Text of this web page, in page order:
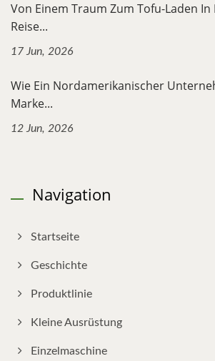
Von Einem Traum Zum Tofu-Laden
Reise...
17 Jun, 2026
Wie Ein Nordamerikanischer
Marke...
12 Jun, 2026
Navigation
Startseite
Geschichte
Produktlinie
Kleine Ausrüstung
Einzelmaschine